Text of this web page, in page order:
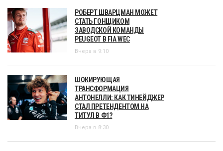
РОБЕРТ ШВАРЦМАН МОЖЕТ
СТАТЬ ГОНЩИКОМ
ЗАВОДСКОЙ КОМАНДЫ
PEUGEOT В FIA WEC
Вчера в 9:10
ШОКИРУЮЩАЯ
ТРАНСФОРМАЦИЯ
АНТОНЕЛЛИ: КАК ТИНЕЙДЖЕР
СТАЛ ПРЕТЕНДЕНТОМ НА
ТИТУЛ В Ф1?
Вчера в 8:30